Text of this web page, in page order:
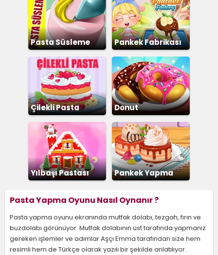
Pasta Süsleme Pankek Fabrikası
Çilekli Pasta Donut
Yılbaşı Pastası Pankek Yapma
Pasta Yapma Oyunu Nasıl Oynanır ?
Pasta yapma oyunu ekranında mutfak dolabı, tezgah, fırın ve
buzdolabı görünüyor. Mutfak dolabının üst tarafında yapmanız
gereken işlemler ve adımlar Aşçı Emma tarafından size hem
resimli hem de Türkçe olarak yazılı bir şekilde anlatılıyor.